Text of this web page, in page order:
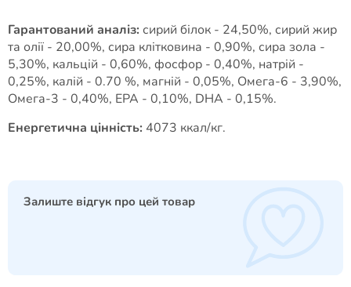
Гарантований аналіз: сирий білок - 24,50%, сирий жир
та олії - 20,00%, сира клітковина - 0,90%, сира зола -
5,30%, кальцій - 0,60%, фосфор - 0,40%, натрій -
0,25%, калій - 0.70 %, магній - 0,05%, Омега-6 - 3,90%,
Омега-3 - 0,40%, EPA - 0,10%, DHA - 0,15%.
Енергетична цінність: 4073 ккал/кг.
Залиште відгук про цей товар